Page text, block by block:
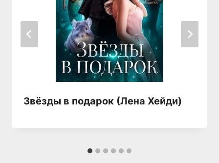
Звёзды в подарок (Лена Хейди)